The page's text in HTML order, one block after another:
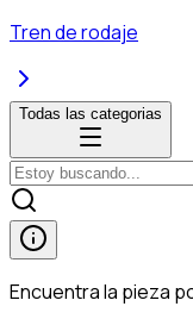
Tren de rodaje
Todas las categorias
Encuentra la pieza